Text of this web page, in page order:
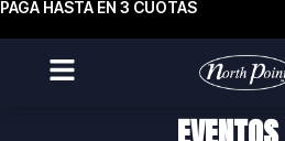
PAGA HASTA EN 3 CUOTAS